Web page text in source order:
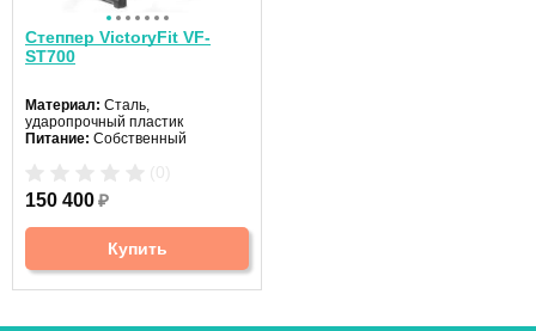
Степпер VictoryFit VF-
ST700
Материал: Сталь,
ударопрочный пластик
Питание: Собственный
Электромагнитная
Уровни нагрузки:
150 400₽
Купить